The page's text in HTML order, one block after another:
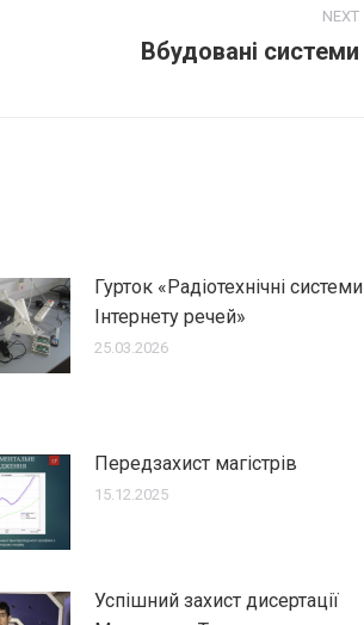
NEXT
Вбудовані системи
Гурток «Радіотехнічні системи
Інтернету речей»
25.03.2026
Передзахист магістрів
15.12.2025
Успішний захист дисертації